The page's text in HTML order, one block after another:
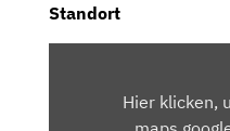
Standort
MAPS.GOOGLE.DE
Hier klicken,